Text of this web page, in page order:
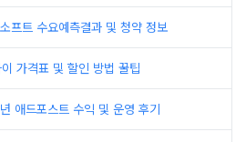
프트 수요예측결과 및 청약 정보
가격표 및 할인 방법 꿀팁
애드포스트 수익 및 운영 후기